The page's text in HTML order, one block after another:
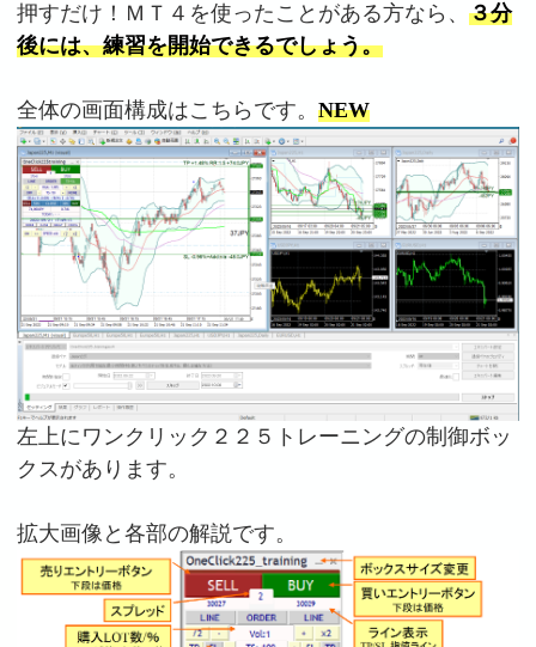
押すだけ！ＭＴ４を使ったことがある方なら、 ３分
後には、練習を開始できるでしょう。
全体の画面構成はこちらです。 NEW
左上にワンクリック２２５トレーニングの制御ボッ
クスがあります。
拡大画像と各部の解説です。